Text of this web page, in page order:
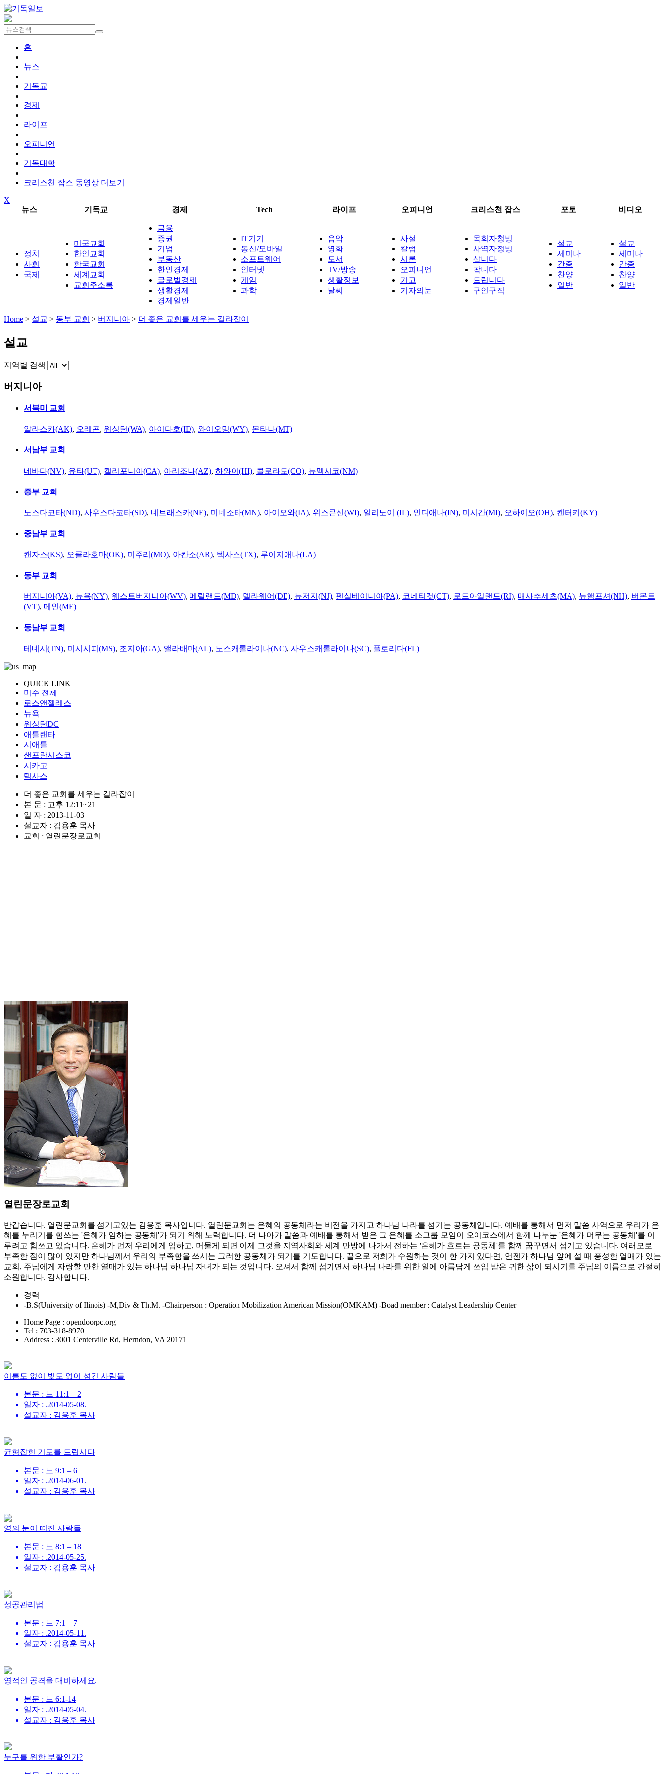
홈
뉴스
기독교
경제
라이프
오피니언
기독대학
크리스천 잡스 동영상 더보기
X
뉴스
기독교 경제 Tech 라이프 오피니언 크리스천 잡스 포토 비디오
정치
사회
국제
미국교회
한인교회
한국교회
세계교회
교회주소록
금융
증권
기업
부동산
한인경제
글로벌경제
생활경제
경제일반
IT기기
통신/모바일
소프트웨어
인터넷
게임
과학
음악
영화
도서
TV/방송
생활정보
날씨
사설
칼럼
시론
오피니언
기고
기자의눈
목회자청빙
사역자청빙
삽니다
팝니다
드립니다
구인구직
설교
세미나
간증
찬양
일반
설교
세미나
간증
찬양
일반
Home > 설교 > 동부 교회 > 버지니아 > 더 좋은 교회를 세우는 길라잡이
설교
지역별 검색
버지니아
서북미 교회
알라스카(AK), 오레곤, 워싱턴(WA), 아이다호(ID), 와이오밍(WY), 몬타나(MT)
서남부 교회
네바다(NV), 유타(UT), 캘리포니아(CA), 아리조나(AZ), 하와이(HI), 콜로라도(CO), 뉴멕시코(NM)
중부 교회
노스다코타(ND), 사우스다코타(SD), 네브래스카(NE), 미네소타(MN), 아이오와(IA), 위스콘신(WI), 일리노이 (IL), 인디애나(IN), 미시간(MI), 오하이오(OH), 켄터키(KY)
중남부 교회
캔자스(KS), 오클라호마(OK), 미주리(MO), 아칸소(AR), 텍사스(TX), 루이지애나(LA)
동부 교회
버지니아(VA), 뉴욕(NY), 웨스트버지니아(WV), 메릴랜드(MD), 델라웨어(DE), 뉴저지(NJ), 펜실베이니아(PA), 코네티컷(CT), 로드아일랜드(RI), 매사추세츠(MA), 뉴햄프셔(NH), 버몬트
(VT), 메인(ME)
동남부 교회
테네시(TN), 미시시피(MS), 조지아(GA), 앨라배마(AL), 노스캐롤라이나(NC), 사우스캐롤라이나(SC), 플로리다(FL)
QUICK LINK
미주 전체
로스앤젤레스
뉴욕
워싱턴DC
애틀랜타
시애틀
샌프란시스코
시카고
텍사스
더 좋은 교회를 세우는 길라잡이
본 문 : 고후 12:11~21
일 자 : 2013-11-03
설교자 : 김용훈 목사
교회 : 열린문장로교회
열린문장로교회
반갑습니다. 열린문교회를 섬기고있는 김용훈 목사입니다. 열린문교회는 은혜의 공동체라는 비전을 가지고 하나님 나라를 섬기는 공동체입니다. 예배를 통해서 먼저 말씀 사역으로 우리가 은
혜를 누리기를 힘쓰는 '은혜가 임하는 공동체'가 되기 위해 노력합니다. 더 나아가 말씀과 예배를 통해서 받은 그 은혜를 소그룹 모임이 오이코스에서 함께 나누눈 '은혜가 머무는 공동체'를 이
루려고 힘쓰고 있습니다. 은혜가 먼저 우리에게 임하고, 머물게 되면 이제 그것을 지역사회와 세계 만방에 나가서 전하는 '은혜가 흐르는 공동체'를 함께 꿈꾸면서 섬기고 있습니다. 여러모로
부족한 점이 많이 있지만 하나님께서 우리의 부족함을 쓰시는 그러한 공동체가 되기를 기도합니다. 끝으로 저희가 수원하는 것이 한 가지 있다면, 언젠가 하나님 앞에 설 때 풍성한 열매가 있는
교회, 주님에게 자랑할 만한 열매가 있는 하나님 하나님 자녀가 되는 것입니다. 오셔서 함께 섬기면서 하나님 나라를 위한 일에 아름답게 쓰임 받은 귀한 삶이 되시기를 주님의 이름으로 간절히
소원합니다. 감사합니다.
경력
-B.S(University of Ilinois) -M,Div & Th.M. -Chairperson : Operation Mobilization American Mission(OMKAM) -Boad member : Catalyst Leadership Center
Home Page : opendoorpc.org
Tel : 703-318-8970
Address : 3001 Centerville Rd, Herndon, VA 20171
이름도 없이 빛도 없이 섬긴 사람들
본문 : 느 11:1 – 2
일자 : .2014-05-08.
설교자 : 김용훈 목사
균형잡힌 기도를 드립시다
본문 : 느 9:1 – 6
일자 : .2014-06-01.
설교자 : 김용훈 목사
영의 눈이 떠진 사람들
본문 : 느 8:1 – 18
일자 : .2014-05-25.
설교자 : 김용훈 목사
성공관리법
본문 : 느 7:1 – 7
일자 : .2014-05-11.
설교자 : 김용훈 목사
영적인 공격을 대비하세요.
본문 : 느 6:1-14
일자 : .2014-05-04.
설교자 : 김용훈 목사
누구를 위한 부활인가?